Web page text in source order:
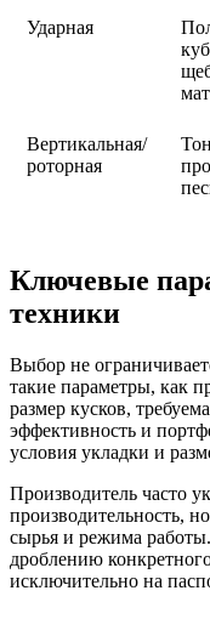
Ударная
Вертикальная/
роторная
Ключевые
техники
Выбор не
такие параметры, как
размер кусков,
эффективность и
условия укладки и
Производитель часто
производительность,
сырья и режима
дроблению
исключительно на